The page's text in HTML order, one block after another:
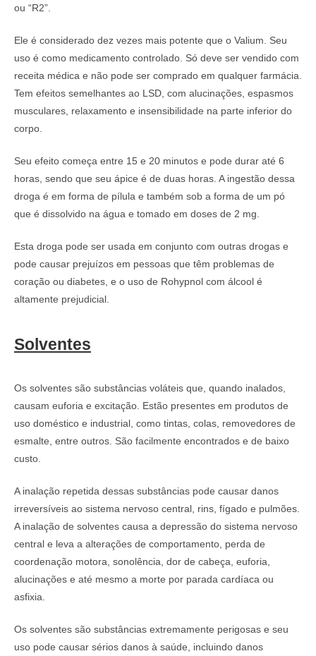
ou “R2”.
Ele é considerado dez vezes mais potente que o Valium. Seu
uso é como medicamento controlado. Só deve ser vendido com
receita médica e não pode ser comprado em qualquer farmácia.
Tem efeitos semelhantes ao LSD, com alucinações, espasmos
musculares, relaxamento e insensibilidade na parte inferior do
corpo.
Seu efeito começa entre 15 e 20 minutos e pode durar até 6
horas, sendo que seu ápice é de duas horas. A ingestão dessa
droga é em forma de pílula e também sob a forma de um pó
que é dissolvido na água e tomado em doses de 2 mg.
Esta droga pode ser usada em conjunto com outras drogas e
pode causar prejuízos em pessoas que têm problemas de
coração ou diabetes, e o uso de Rohypnol com álcool é
altamente prejudicial.
Solventes
Os solventes são substâncias voláteis que, quando inalados,
causam euforia e excitação. Estão presentes em produtos de
uso doméstico e industrial, como tintas, colas, removedores de
esmalte, entre outros. São facilmente encontrados e de baixo
custo.
A inalação repetida dessas substâncias pode causar danos
irreversíveis ao sistema nervoso central, rins, fígado e pulmões.
A inalação de solventes causa a depressão do sistema nervoso
central e leva a alterações de comportamento, perda de
coordenação motora, sonolência, dor de cabeça, euforia,
alucinações e até mesmo a morte por parada cardíaca ou
asfixia.
Os solventes são substâncias extremamente perigosas e seu
uso pode causar sérios danos à saúde, incluindo danos